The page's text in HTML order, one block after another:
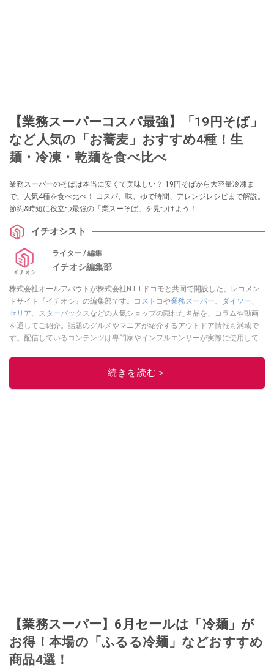
【業務スーパーコスパ最強】「19円そば」
など人気の「お蕎麦」おすすめ4種！生
麺・冷凍・乾麺を食べ比べ
業務スーパーのそばは本当に安くて美味しい？ 19円そばから大容量冷凍ま
で、人気4種を食べ比べ！ コスパ、味、ゆで時間、アレンジレシピまで解説。
節約&時短に役立つ最強の「業スーそば」を見つけよう！
イチオシスト
ライター / 編集
イチオシ編集部
株式会社オールアバウトが株式会社NTTドコモと共同で開設した、レコメン
ドサイト『イチオシ』の編集部です。
コストコや業務スーパー、 ダイソー、
セリア、 スターバックスなどの人気ショップの隠れた名品を、コラムや動画
を通してご紹介。話題のグルメやマニアが紹介するアウトドア情報も満載で
す。配信しているコンテンツは専門家やインフルエンサーが実際に使用して
ニュースでフォロー
続きを読む＞
【業務スーパー】6月セールは「冷麺」が
お得！本場の「ふるる冷麺」などおすすめ
商品4選！